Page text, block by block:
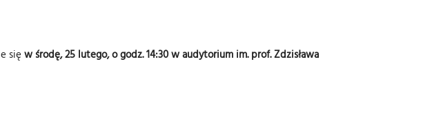
się w środę, 25 lutego, o godz. 14:30 w audytorium im. prof. Zdzisława